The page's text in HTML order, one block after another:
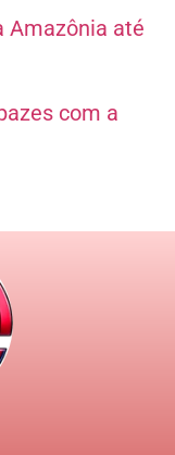
Amazônia até
com a